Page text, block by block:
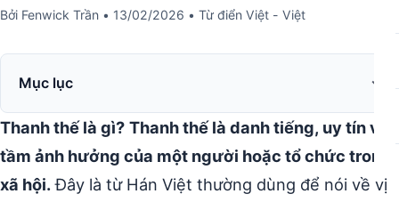
Bởi Fenwick Trần • 13/02/2026 • Từ điển Việt - Việt
Mục lục
Thanh thế là gì? Thanh thế là danh tiếng, uy tín và
tầm ảnh hưởng của một người hoặc tổ chức trong
xã hội.Đây là từ Hán Việt thường dùng để nói về vị